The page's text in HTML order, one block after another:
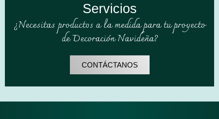
Servicios
¿Necesitas productos a la medida para tu proyecto
de Decoración Navideña?
CONTÁCTANOS